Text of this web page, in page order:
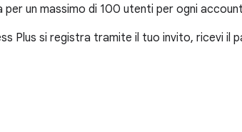
per un massimo di 100 utenti per ogni
Plus si registra tramite il tuo invito, ricevi